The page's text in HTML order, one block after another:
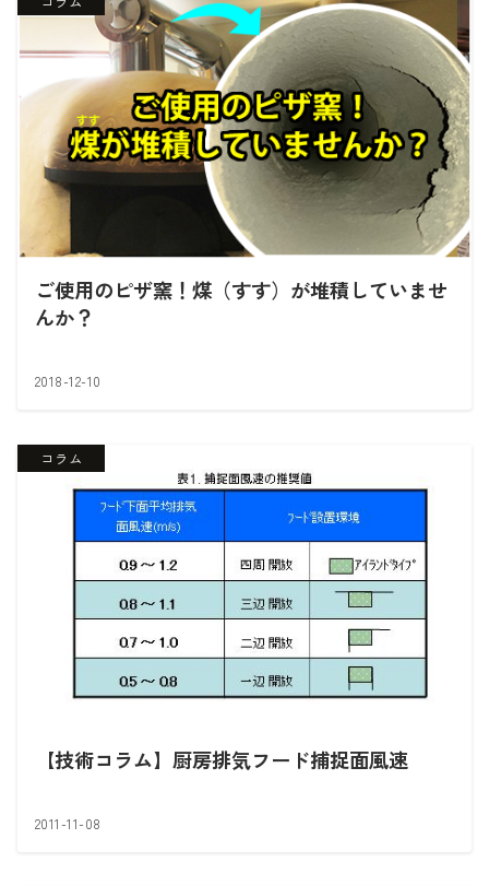
ご使用のピザ窯！煤（すす）が堆積していませ
んか？
2018-12-10
コラム
【技術コラム】厨房排気フード捕捉面風速
2011-11-08